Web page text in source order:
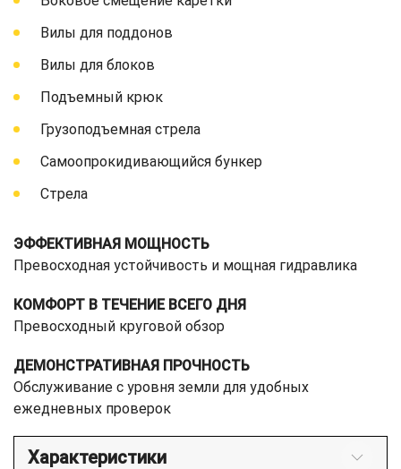
Вилы для поддонов
Вилы для блоков
Подъемный крюк
Грузоподъемная стрела
Самоопрокидивающийся бункер
Стрела
ЭФФЕКТИВНАЯ МОЩНОСТЬ
Превосходная устойчивость и мощная гидравлика
КОМФОРТ В ТЕЧЕНИЕ ВСЕГО ДНЯ
Превосходный круговой обзор
ДЕМОНСТРАТИВНАЯ ПРОЧНОСТЬ
Обслуживание с уровня земли для удобных
ежедневных проверок
Характеристики